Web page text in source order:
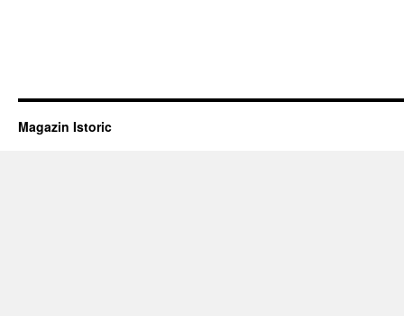
Magazin Istoric